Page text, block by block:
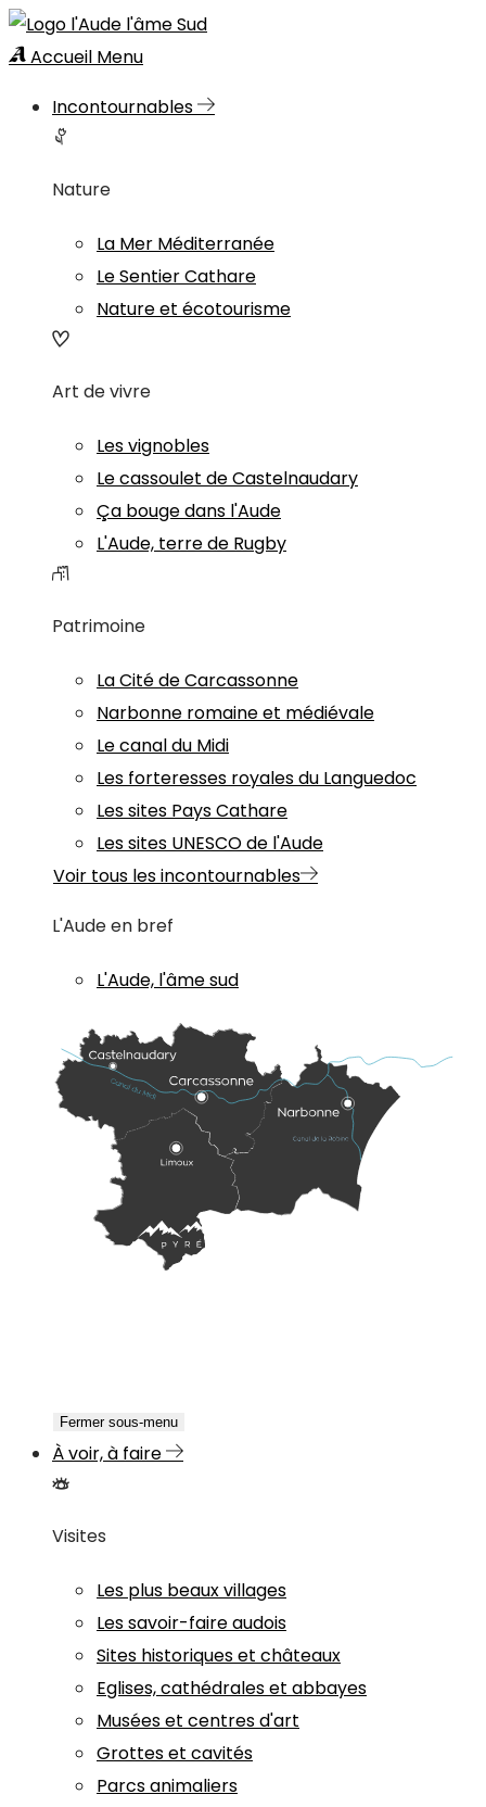
Accueil Menu
Incontournables
Nature
La Mer Méditerranée
Le Sentier Cathare
Nature et écotourisme
Art de vivre
Les vignobles
Le cassoulet de Castelnaudary
Ça bouge dans l'Aude
L'Aude, terre de Rugby
Patrimoine
La Cité de Carcassonne
Narbonne romaine et médiévale
Le canal du Midi
Les forteresses royales du Languedoc
Les sites Pays Cathare
Les sites UNESCO de l'Aude
Voir tous les incontournables
L'Aude en bref
L'Aude, l'âme sud
Fermer sous-menu
À voir, à faire
Visites
Les plus beaux villages
Les savoir-faire audois
Sites historiques et châteaux
Eglises, cathédrales et abbayes
Musées et centres d'art
Grottes et cavités
Parcs animaliers